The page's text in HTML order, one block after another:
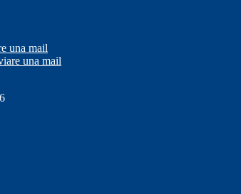
una mail
una mail